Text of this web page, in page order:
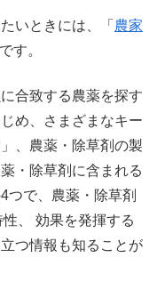
いときには、「 農家
す。
合致する農薬を探す
め、さまざまなキー
、農薬・除草剤の製
・除草剤に含まれる
つで、農薬・除草剤
、 効果を発揮する
つ情報も知ることが